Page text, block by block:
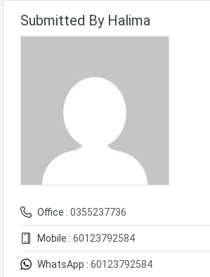
Submitted By Halima
Office : 0355237736
Mobile : 60123792584
WhatsApp : 60123792584